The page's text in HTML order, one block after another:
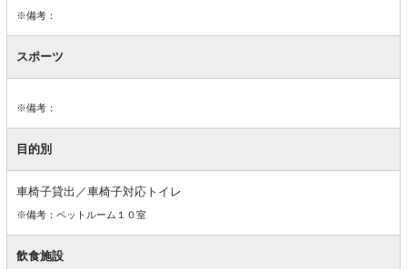
※備考：
スポーツ
※備考：
目的別
車椅子貸出／車椅子対応トイレ
※備考：ペットルーム１０室
飲食施設